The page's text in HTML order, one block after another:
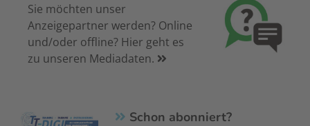
Sie möchten unser
Anzeigepartner werden? Online
und/oder offline? Hier geht es
zu unseren Mediadaten.
Schon abonniert?